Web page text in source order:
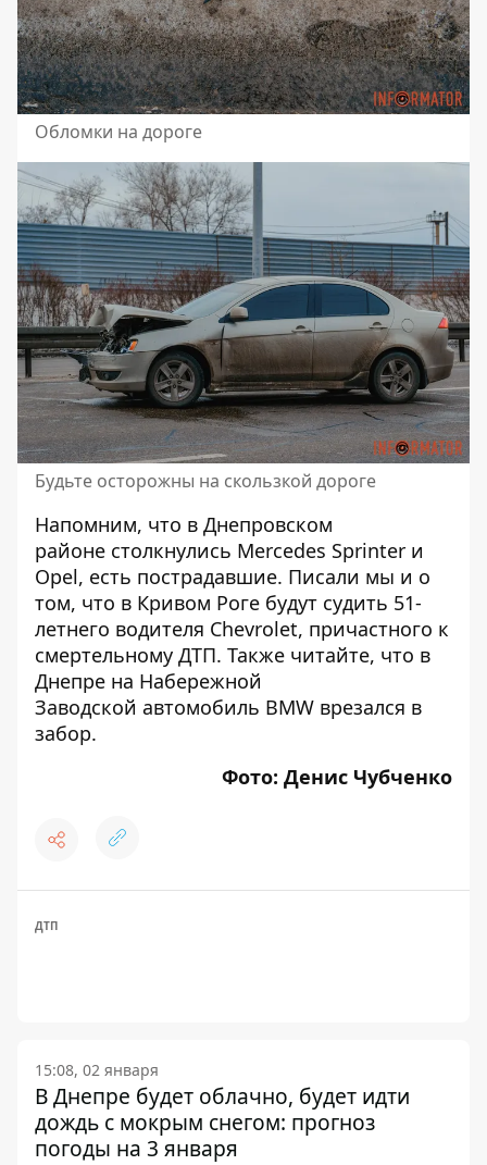
Обломки на дороге
Будьте осторожны на скользкой дороге
Напомним, что в Днепровском
районе столкнулись Mercedes Sprinter и
Opel, есть пострадавшие. Писали мы и о
том, что в Кривом Роге будут судить 51-
летнего водителя Chevrolet, причастного к
смертельному ДТП. Также читайте, что в
Днепре на Набережной
Заводской автомобиль BMW врезался в
забор.
Фото: Денис Чубченко
ДТП
15:08, 02 января
В Днепре будет облачно, будет идти
дождь с мокрым снегом: прогноз
погоды на 3 января